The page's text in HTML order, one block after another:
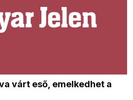
várt eső, emelkedhet a